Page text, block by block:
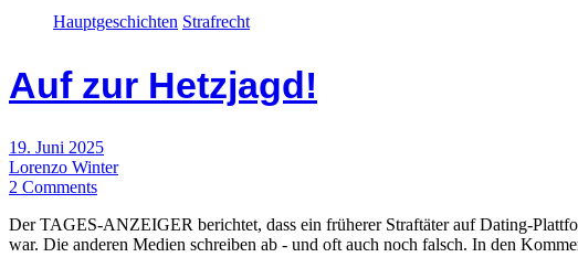
Hauptgeschichten Strafrecht
Auf zur Hetzjagd!
19. Juni 2025
Lorenzo Winter
2 Comments
Der TAGES-ANZEIGER berichtet, dass ein früherer Straftäter auf Dating-
war. Die anderen Medien schreiben ab - und oft auch noch falsch. In den